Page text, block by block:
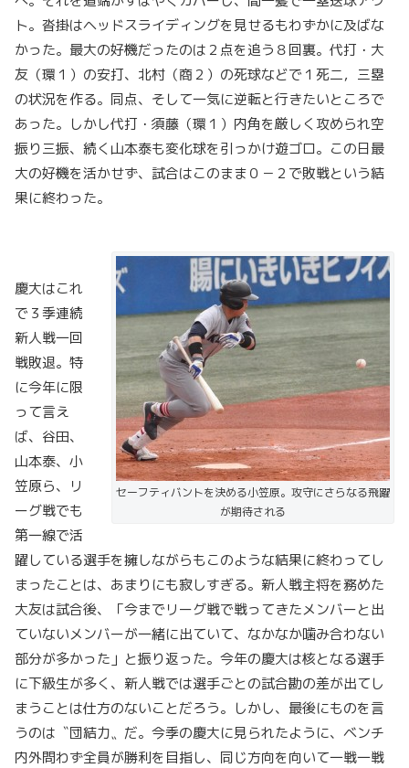
ト。沓掛はヘッドスライディングを見せるもわずかに及ばな
かった。最大の好機だったのは２点を追う８回裏。代打・大
友（環１）の安打、北村（商２）の死球などで１死二，三塁
の状況を作る。同点、そして一気に逆転と行きたいところで
あった。しかし代打・須藤（環１）内角を厳しく攻められ空
振り三振、続く山本泰も変化球を引っかけ遊ゴロ。この日最
大の好機を活かせず、試合はこのまま０－２で敗戦という結
果に終わった。
セーフティバントを決める小笠原。攻守にさらなる飛躍
が期待される
慶大はこれ
で３季連続
新人戦一回
戦敗退。特
に今年に限
って言え
ば、谷田、
山本泰、小
笠原ら、リ
ーグ戦でも
第一線で活
躍している選手を擁しながらもこのような結果に終わってし
まったことは、あまりにも寂しすぎる。新人戦主将を務めた
大友は試合後、「今までリーグ戦で戦ってきたメンバーと出
ていないメンバーが一緒に出ていて、なかなか噛み合わない
部分が多かった」と振り返った。今年の慶大は核となる選手
に下級生が多く、新人戦では選手ごとの試合勘の差が出てし
まうことは仕方のないことだろう。しかし、最後にものを言
うのは〝団結力〟だ。今季の慶大に見られたように、ベンチ
内外問わず全員が勝利を目指し、同じ方向を向いて一戦一戦